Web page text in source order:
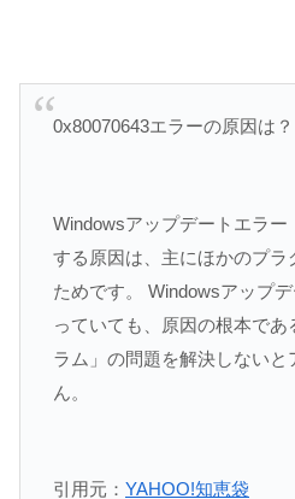
0x80070643エラーの原因は？
Windowsアップデートエラー
する原因は、主にほかのプラ
ためです。 Windowsアップ
っていても、原因の根本で
ラム」の問題を解決しない
ん。
引用元： YAHOO!知恵袋